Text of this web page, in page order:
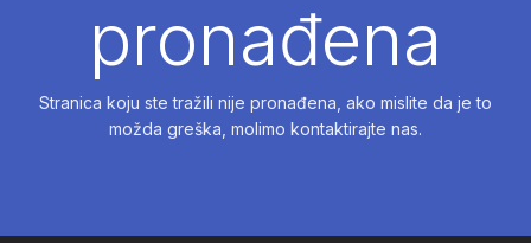
pronađena
Stranica koju ste tražili nije pronađena, ako mislite da je to
možda greška, molimo kontaktirajte nas.